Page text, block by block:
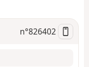
a
t
n°826402